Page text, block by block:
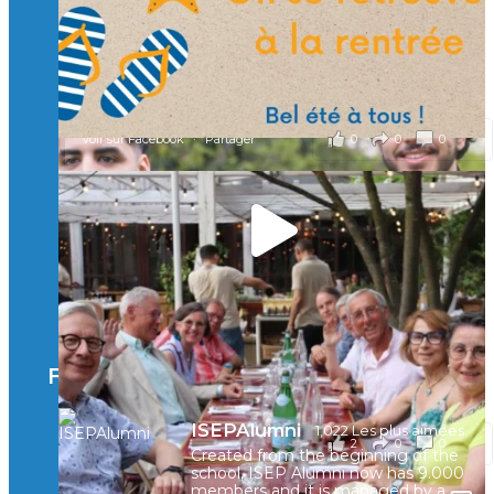
À l’Isep, nous formons des ingénieurs, des bachelors, des
Mastères Spécialisés, qui allient excellence technologique et
valeurs humaines, au cœur de notre pro
...Voir plus
il y a 2 mois
0 0 0
Voir sur Facebook · Partager
🚀Afterwork à Genève 🚀
🥳 Le 22 avril dernier, 14 Alumni vivant / travaillant
en Suisse ont partagé un moment convivial de
retrouvailles et d'échanges !
Merci à tous pour votre présence et à Alexandre
CHEA pour l'organisation !
il y a 3 mois
2 0 0
Voir sur Facebook · Partager
Facebook
ISEPAlumni 1,022 Les plus aimées
Created from the beginning of the
school, ISEP Alumni now has 9.000